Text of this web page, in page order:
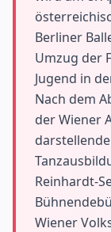
Berliner
Umzug der
Jugend in
Nach dem
der Wiener
Reinhardt-
Wiener